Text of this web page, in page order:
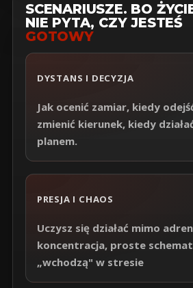
SCENARIUSZE. BO
NIE PYTA, CZY JESTEŚ
GOTOWY
DYSTANS I DECYZJA
Jak ocenić zamiar, kiedy
zmienić kierunek, kiedy
planem.
PRESJA I CHAOS
Uczysz się działać mimo
koncentracja, proste
„wchodzą" w stresie